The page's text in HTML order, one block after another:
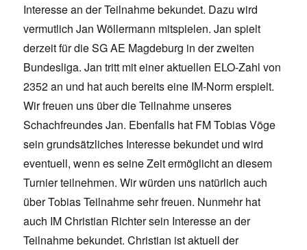
Interesse an der Teilnahme bekundet. Dazu wird
vermutlich Jan Wöllermann mitspielen. Jan spielt
derzeit für die SG AE Magdeburg in der zweiten
Bundesliga. Jan tritt mit einer aktuellen ELO-Zahl von
2352 an und hat auch bereits eine IM-Norm erspielt.
Wir freuen uns über die Teilnahme unseres
Schachfreundes Jan. Ebenfalls hat FM Tobias Vöge
sein grundsätzliches Interesse bekundet und wird
eventuell, wenn es seine Zeit ermöglicht an diesem
Turnier teilnehmen. Wir würden uns natürlich auch
über Tobias Teilnahme sehr freuen. Nunmehr hat
auch IM Christian Richter sein Interesse an der
Teilnahme bekundet. Christian ist aktuell der